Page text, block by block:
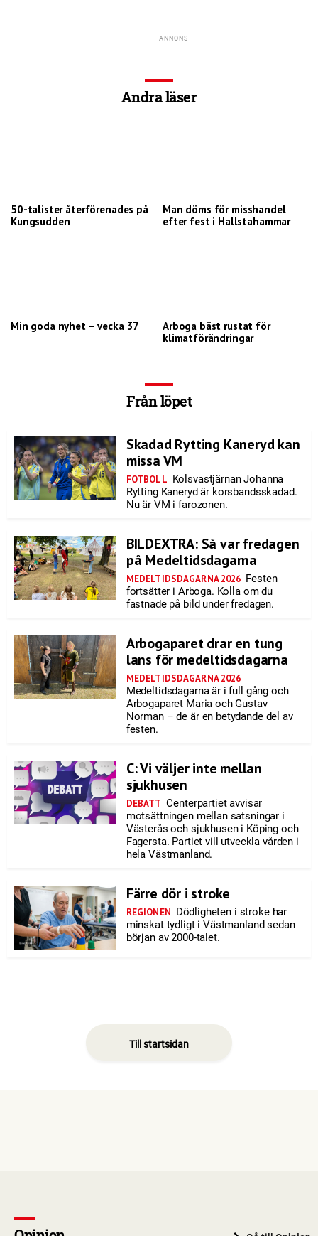
Andra läser
50-talister återförenades på
Kungsudden
Man döms för misshandel
efter fest i Hallstahammar
Min goda nyhet – vecka 37
Arboga bäst rustat för
klimatförändringar
Från löpet
Skadad Rytting Kaneryd kan
missa VM
FOTBOLL Kolsvastjärnan Johanna
Rytting Kaneryd är korsbandsskadad.
Nu är VM i farozonen.
BILDEXTRA: Så var fredagen
på Medeltidsdagarna
MEDELTIDSDAGARNA 2026 Festen
fortsätter i Arboga. Kolla om du
fastnade på bild under fredagen.
Arbogaparet drar en tung
lans för medeltidsdagarna
MEDELTIDSDAGARNA 2026
Medeltidsdagarna är i full gång och
Arbogaparet Maria och Gustav
Norman – de är en betydande del av
festen.
C: Vi väljer inte mellan
sjukhusen
DEBATT Centerpartiet avvisar
motsättningen mellan satsningar i
Västerås och sjukhusen i Köping och
Fagersta. Partiet vill utveckla vården i
hela Västmanland.
Färre dör i stroke
REGIONEN Dödligheten i stroke har
minskat tydligt i Västmanland sedan
början av 2000-talet.
Till startsidan